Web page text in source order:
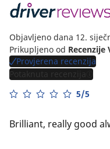
Objavljeno dana 12.
Prikupljeno od Recenzije
Provjerena recenzija
Potaknuta recenzija
5/5
Brilliant, really good